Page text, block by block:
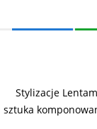
Stylizacje
sztuka